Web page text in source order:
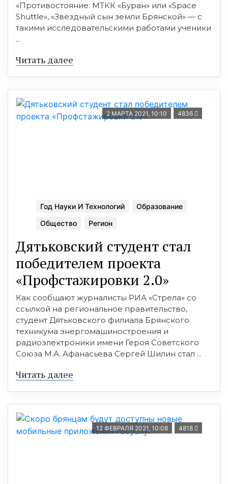
«Противостояние: МТКК «Буран» или «Space
Shuttle», «Звёздный сын земли Брянской» — с
такими исследовательскими работами ученики
...
Читать далее
2 МАРТА 2021, 10:10 4836
Год Науки И Технологий
Образование
Общество
Регион
Дятьковский студент стал
победителем проекта
«Профстажировки 2.0»
Как сообщают журналисты РИА «Стрела» со
ссылкой на региональное правительство,
студент Дятьковского филиала Брянского
техникума энергомашиностроения и
радиоэлектроники имени Героя Советского
Союза М.А. Афанасьева Сергей Шилин стал ...
Читать далее
12 ФЕВРАЛЯ 2021, 10:08 4818